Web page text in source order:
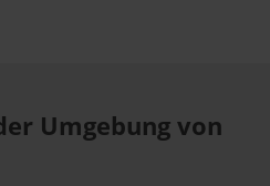
Umgebung von